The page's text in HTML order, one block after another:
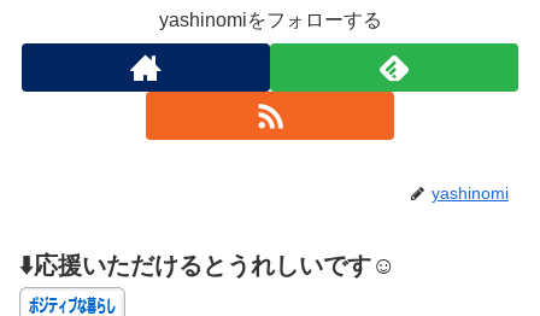
yashinomiをフォローする
yashinomi
⬇️応援いただけるとうれしいです☺️